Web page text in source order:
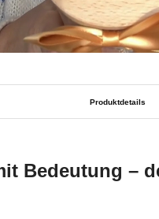
Produktdetails
Bedeutung –